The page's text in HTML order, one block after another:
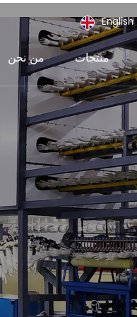
English
من نحن منتجات